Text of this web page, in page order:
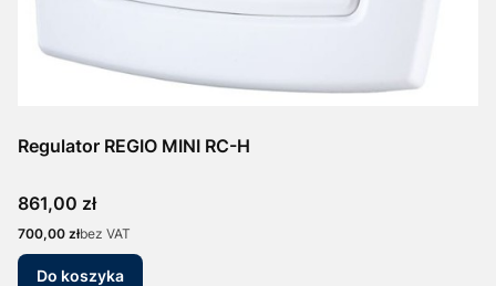
Regulator REGIO MINI RC-H
Cena
861,00 zł
Cena
700,00 złbez VAT
Do koszyka